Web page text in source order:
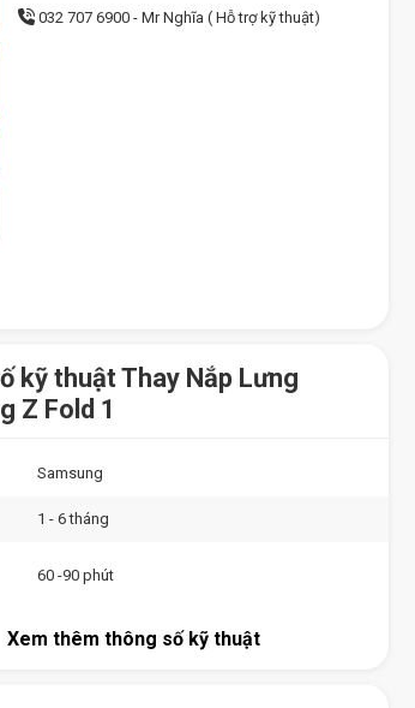
032 707 6900 - Mr Nghĩa ( Hỗ trợ kỹ thuật)
kỹ thuật Thay Nắp Lưng
Z Fold 1
Samsung
1 - 6 tháng
60 -90 phút
Xem thêm thông số kỹ thuật